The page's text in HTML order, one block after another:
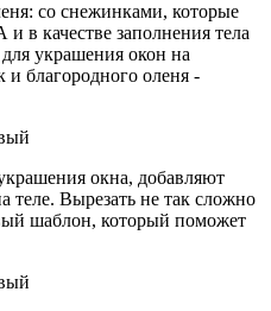
со снежинками, которые
в качестве заполнения тела
украшения окон на
благородного оленя -
окна, добавляют
теле. Вырезать не так сложно
шаблон, который поможет